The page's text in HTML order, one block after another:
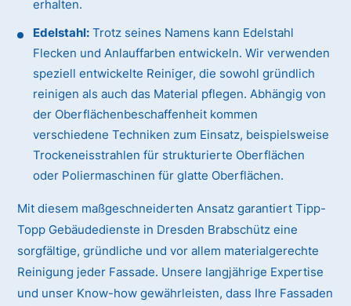
erhalten.
Edelstahl: Trotz seines Namens kann Edelstahl
Flecken und Anlauffarben entwickeln. Wir verwenden
speziell entwickelte Reiniger, die sowohl gründlich
reinigen als auch das Material pflegen. Abhängig von
der Oberflächenbeschaffenheit kommen
verschiedene Techniken zum Einsatz, beispielsweise
Trockeneisstrahlen für strukturierte Oberflächen
oder Poliermaschinen für glatte Oberflächen.
Mit diesem maßgeschneiderten Ansatz garantiert Tipp-
Topp Gebäudedienste in Dresden Brabschütz eine
sorgfältige, gründliche und vor allem materialgerechte
Reinigung jeder Fassade. Unsere langjährige Expertise
und unser Know-how gewährleisten, dass Ihre Fassaden